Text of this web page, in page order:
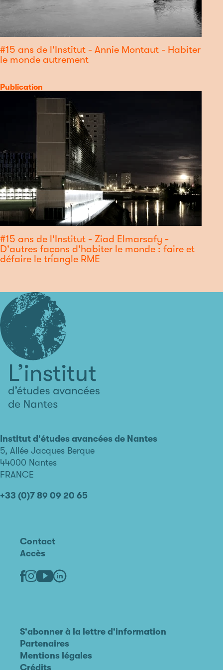
#15 ans de l'Institut - Annie Montaut - Habiter
le monde autrement
Catégorie
Publication
#15 ans de l'Institut - Ziad Elmarsafy -
D'autres façons d'habiter le monde : faire et
défaire le triangle RME
avancées
de
Nantes
Institut d'études avancées de Nantes
5, Allée Jacques Berque
44000 Nantes
FRANCE
+33 (0)7 89 09 20 65
Contact
Accès
Facebook
Instagram
Youtube
Linkedin
S'abonner à la lettre d'information
Partenaires
Mentions légales
Crédits